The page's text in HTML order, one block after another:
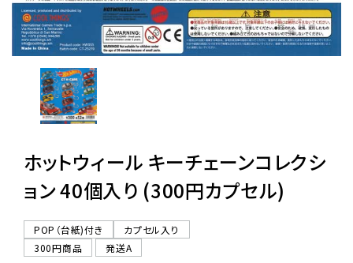
よくあるご質問
06-6282-7659
ホットウィール キーチェーンコレクシ
ョン 40個入り (300円カプセル)
POP（台紙)付き
カプセル入り
300円商品
発送A